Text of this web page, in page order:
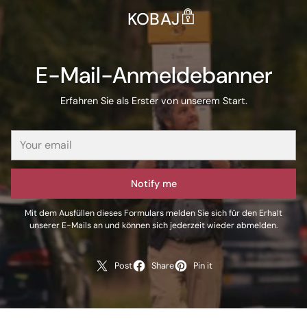
KOBAJ
E-Mail-Anmeldebanner
Erfahren Sie als Erster von unserem Start.
Notify me
Mit dem Ausfüllen dieses Formulars melden Sie sich für den Erhalt
unserer E-Mails an und können sich jederzeit wieder abmelden.
Post Share Pin it